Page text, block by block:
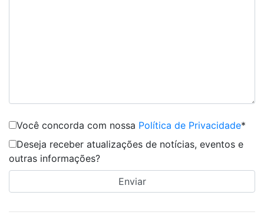
Você concorda com nossa Política de Privacidade*
Deseja receber atualizações de notícias, eventos e
outras informações?